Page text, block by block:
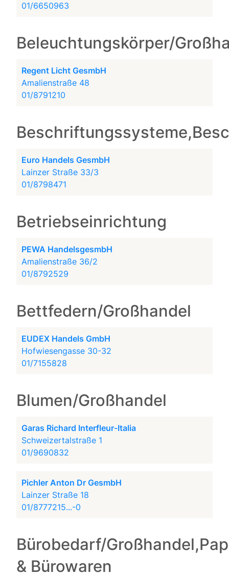
01/6650963
Beleuchtungskörper/
Regent Licht GesmbH
Amalienstraße 48
01/8791210
Euro Handels GesmbH
Lainzer Straße 33/3
01/8798471
Betriebseinrichtung
PEWA HandelsgesmbH
Amalienstraße 36/2
01/8792529
Bettfedern/Großhandel
EUDEX Handels GmbH
Hofwiesengasse 30-32
01/7155828
Blumen/Großhandel
Garas Richard Interfleur-Italia
Schweizertalstraße 1
01/9690832
Pichler Anton Dr GesmbH
Lainzer Straße 18
01/8777215...-0
Bürobedarf/
& Bürowaren